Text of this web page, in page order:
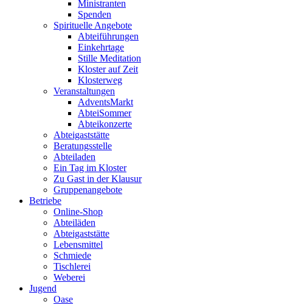
Ministranten
Spenden
Spirituelle Angebote
Abteiführungen
Einkehrtage
Stille Meditation
Kloster auf Zeit
Klosterweg
Veranstaltungen
AdventsMarkt
AbteiSommer
Abteikonzerte
Abteigaststätte
Beratungsstelle
Abteiladen
Ein Tag im Kloster
Zu Gast in der Klausur
Gruppenangebote
Betriebe
Online-Shop
Abteiläden
Abteigaststätte
Lebensmittel
Schmiede
Tischlerei
Weberei
Jugend
Oase